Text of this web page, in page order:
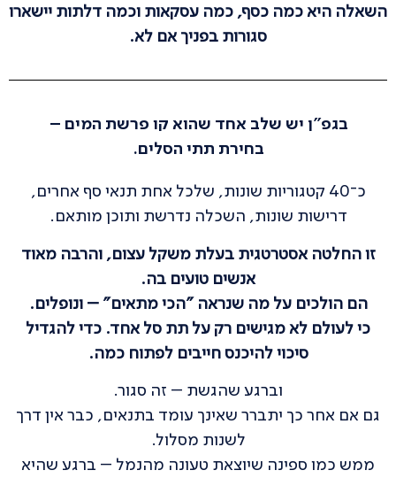
השאלה היא כמה כסף, כמה עסקאות וכמה דלתות יישארו
סגורות בפניך אם לא.
בגפ"ן יש שלב אחד שהוא קו פרשת המים –
בחירת תתי הסלים.
כ־40 קטגוריות שונות, שלכל אחת תנאי סף אחרים,
דרישות שונות, השכלה נדרשת ותוכן מותאם.
זו החלטה אסטרטגית בעלת משקל עצום, והרבה מאוד
אנשים טועים בה.
הם הולכים על מה שנראה "הכי מתאים" – ונופלים.
כי לעולם לא מגישים רק על תת סל אחד. כדי להגדיל
סיכוי להיכנס חייבים לפתוח כמה.
וברגע שהגשת – זה סגור.
גם אם אחר כך יתברר שאינך עומד בתנאים, כבר אין דרך
לשנות מסלול.
ממש כמו ספינה שיוצאת טעונה מהנמל – ברגע שהיא